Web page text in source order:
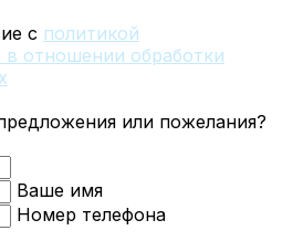
с политикой
отношении обработки
или пожелания?
Ваше имя
Номер телефона